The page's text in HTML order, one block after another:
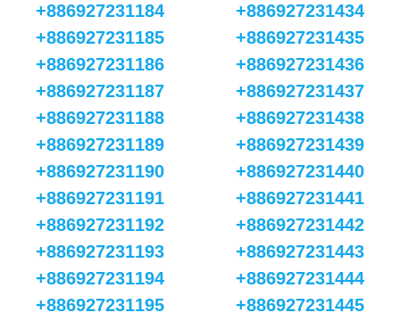
+886927231184
+886927231185
+886927231186
+886927231187
+886927231188
+886927231189
+886927231190
+886927231191
+886927231192
+886927231193
+886927231194
+886927231195
+886927231434
+886927231435
+886927231436
+886927231437
+886927231438
+886927231439
+886927231440
+886927231441
+886927231442
+886927231443
+886927231444
+886927231445